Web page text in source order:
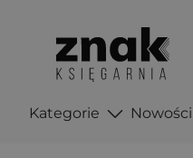
Kategorie Nowości